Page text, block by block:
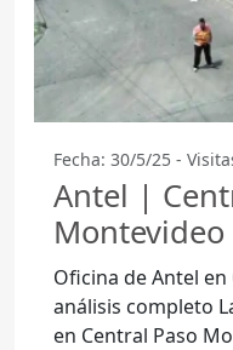
Fecha: 30/5/25 -
Antel |
Montevideo
Oficina de Antel
análisis completo La oficina de Antel ubicada
en Central Paso